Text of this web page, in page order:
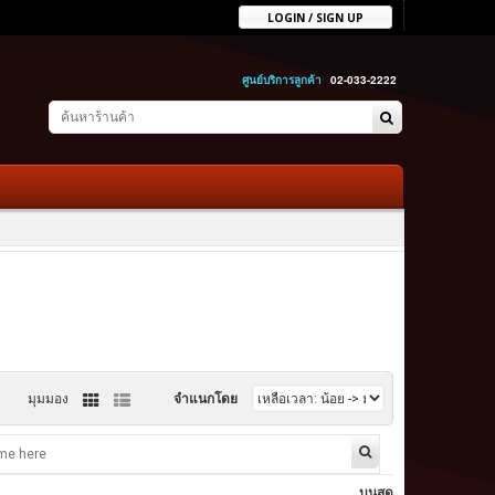
LOGIN / SIGN UP
ศูนย์บริการลูกค้า 02-033-2222
มุมมอง จำแนกโดย